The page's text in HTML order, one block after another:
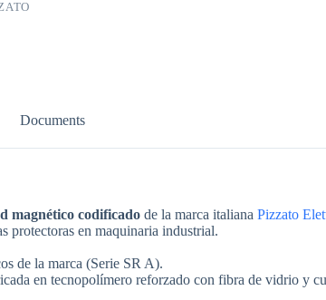
Documents
magnético codificado de la marca italiana Pizzato
protectoras en maquinaria industrial.
de la marca (Serie SR A).
en tecnopolímero reforzado con fibra de vidrio y